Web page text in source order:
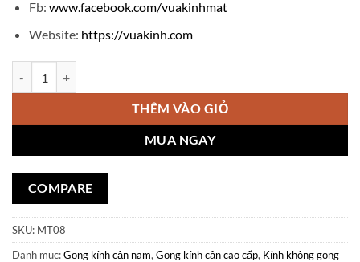
Fb: www.facebook.com/vuakinhmat
Website: https://vuakinh.com
THÊM VÀO GIỎ
MUA NGAY
COMPARE
SKU: MT08
Danh mục:Gọng kính cận nam, Gọng kính cận cao cấp, Kính không gọng